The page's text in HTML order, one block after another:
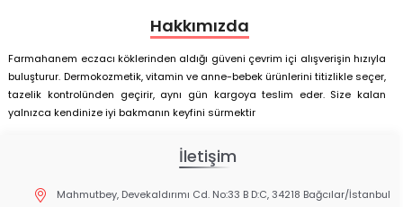
Hakkımızda
Farmahanem eczacı köklerinden aldığı güveni çevrim içi alışverişin hızıyla
buluşturur. Dermokozmetik, vitamin ve anne-bebek ürünlerini titizlikle seçer,
tazelik kontrolünden geçirir, aynı gün kargoya teslim eder. Size kalan
yalnızca kendinize iyi bakmanın keyfini sürmektir
İletişim
Mahmutbey, Devekaldırımı Cd. No:33 B D:C, 34218 Bağcılar/İstanbul